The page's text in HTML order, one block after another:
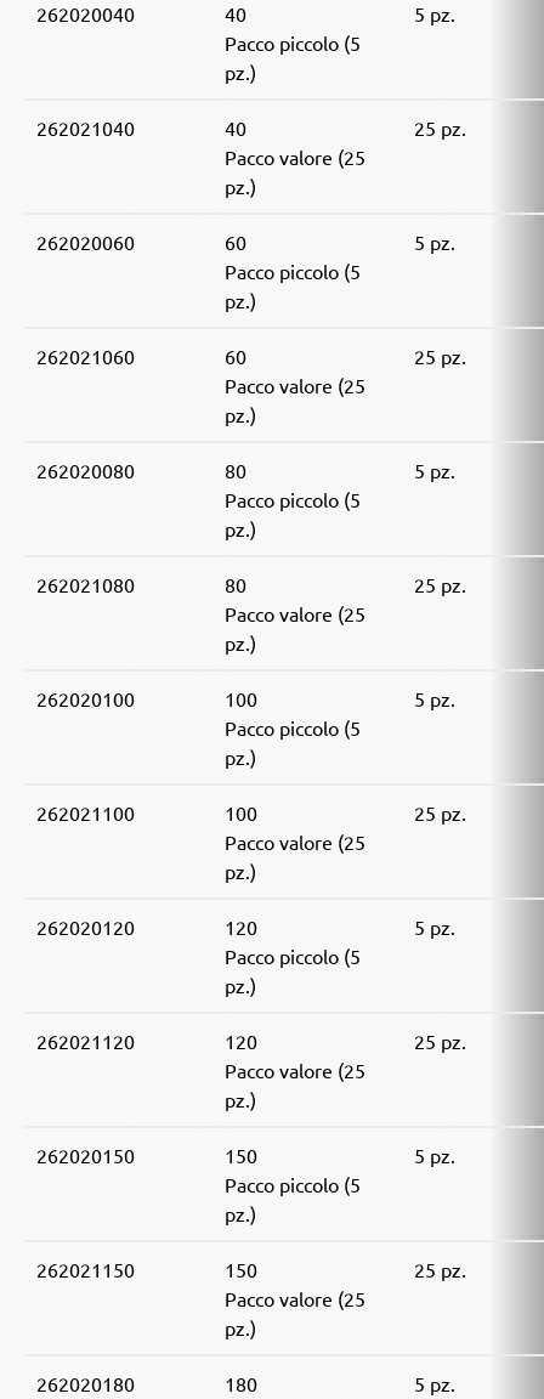
262020040
40
Pacco piccolo (5
pz.)
5 pz.
262021040
40
Pacco valore (25
pz.)
25 pz.
262020060
60
Pacco piccolo (5
pz.)
5 pz.
262021060
60
Pacco valore (25
pz.)
25 pz.
262020080
80
Pacco piccolo (5
pz.)
5 pz.
262021080
80
Pacco valore (25
pz.)
25 pz.
262020100
100
Pacco piccolo (5
pz.)
5 pz.
262021100
100
Pacco valore (25
pz.)
25 pz.
262020120
120
Pacco piccolo (5
pz.)
5 pz.
262021120
120
Pacco valore (25
pz.)
25 pz.
262020150
150
Pacco piccolo (5
pz.)
5 pz.
262021150
150
Pacco valore (25
pz.)
25 pz.
262020180
180
5 pz.